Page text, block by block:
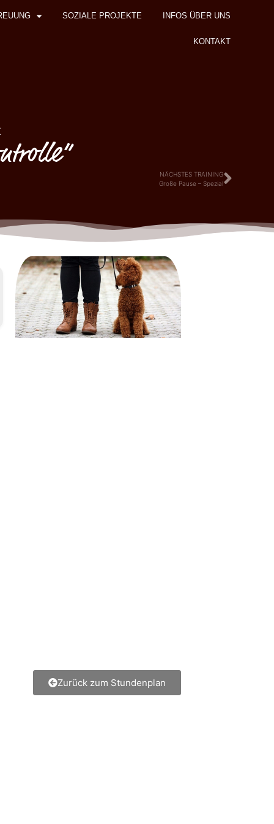
SOZIALE PROJEKTE INFOS ÜBER UNS
KONTAKT
NÄCHSTES TRAINING
Große Pause – Spezial
Zurück zum Stundenplan